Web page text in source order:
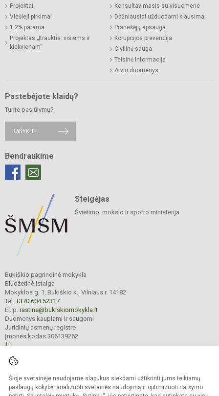
Šioje svetainėje naudojame slapukus siekdami užtikrinti jums teikiamų
paslaugų kokybę, analizuoti svetainės naudojimą ir optimizuoti naršymo
Projektai
Viešieji pirkimai
1,2% parama
Projektas „Įtrauktis: visiems ir
kiekvienam“
Konsultavimasis su visuomene
Dažniausiai užduodami klausimai
Pranešėjų apsauga
Korupcijos prevencija
Civilinė sauga
Teisinė informacija
Atviri duomenys
Pastebėjote klaidų?
Turite pasiūlymų?
RAŠYKITE
Bendraukime
Steigėjas
Švietimo, mokslo ir sporto ministerija
Bukiškio pagrindinė mokykla
Biudžetinė įstaiga
Mokyklos g. 1, Bukiškio k., Vilniaus r. 14182
Tel. +370 604 52317
El. p. rastine@bukiskiomokykla.lt
Duomenys kaupiami ir saugomi
Juridinių asmenų registre
Įmonės kodas 306139262
Kopijuoti turinį be raštiško Bukiškio pagrindinės mokyklos administracijos
sutikimo griežtai draudžiama.